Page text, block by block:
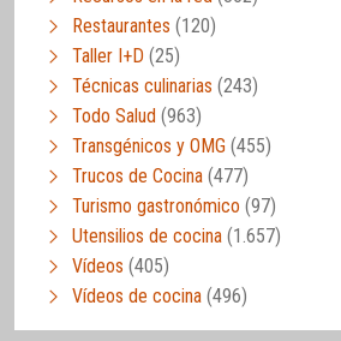
Restaurantes (120)
Taller I+D (25)
Técnicas culinarias (243)
Todo Salud (963)
Transgénicos y OMG (455)
Trucos de Cocina (477)
Turismo gastronómico (97)
Utensilios de cocina (1.657)
Vídeos (405)
Vídeos de cocina (496)